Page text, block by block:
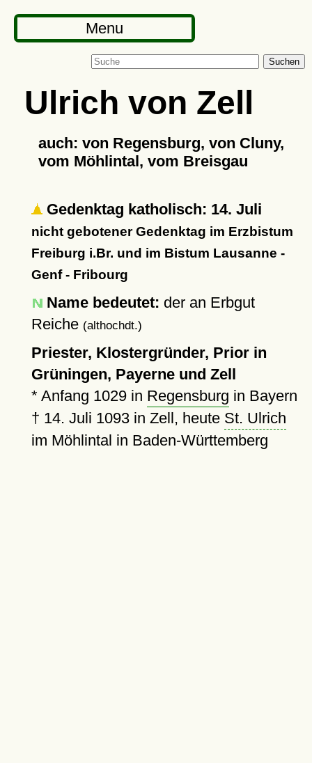
Menu
Suchen
Ulrich von Zell
auch: von Regensburg, von Cluny,
vom Möhlintal, vom Breisgau
Gedenktag katholisch: 14. Juli
nicht gebotener Gedenktag im Erzbistum
Freiburg i.Br. und im Bistum Lausanne -
Genf - Fribourg
Name bedeutet: der an Erbgut
Reiche (althochdt.)
Priester, Klostergründer, Prior in
Grüningen, Payerne und Zell
* Anfang 1029in Regensburg in Bayern
† 14. Juli 1093in Zell, heute St. Ulrich
im Möhlintal in Baden-Württemberg